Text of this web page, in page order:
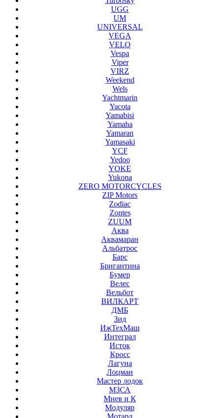
UGG
UM
UNIVERSAL
VEGA
VELO
Vespa
Viper
VIRZ
Weekend
Wels
Yachtmarin
Yacota
Yamabisi
Yamaha
Yamaran
Yamasaki
YCF
Yedoo
YOKE
Yukona
ZERO MOTORCYCLES
ZIP Motors
Zodiac
Zontes
ZUUM
Аква
Аквамаран
Альбатрос
Барс
Бригантина
Бумер
Велес
Вельбот
ВИЛКАРТ
ДМБ
Зид
ИжТехМаш
Интеграл
Исток
Кросс
Лагуна
Лоцман
Мастер лодок
МЗСА
Мнев и К
Модуляр